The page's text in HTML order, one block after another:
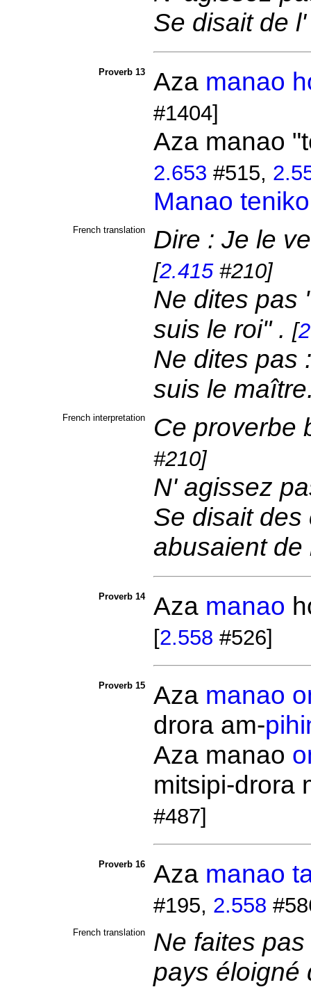
Se disait de
Proverb 13 Aza manao
#1404]
Aza manao
2.653 #515,
Manao teniko
French translation Dire : Je le
[2.415#210]
Ne dites pas
suis le roi" . [
Ne dites pas
suis le
French interpretation Ce proverbe
#210]
N' agissez
Se disait
abusaient
Proverb 14 Aza manao
[2.558 #526]
Proverb 15 Aza manao
drora am-
Aza manao
mitsipi-drora
#487]
Proverb 16 Aza manao
#195, 2.558
French translation
Ne faites
pays